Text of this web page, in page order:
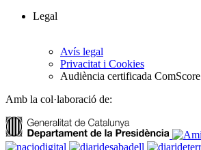
Legal
Avís legal
Privacitat i Cookies
Audiència certificada ComScore
Amb la col·laboració de: